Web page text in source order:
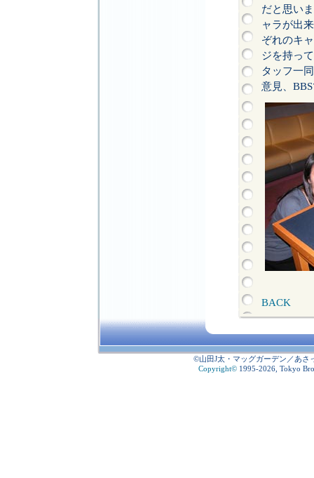
だと思い
ャラが出
ぞれのキ
ジを持っ
タッフ一
意見、
BACK
©山田J太・マッグガーデン／あさ
Copyright© 1995-2026, Tokyo